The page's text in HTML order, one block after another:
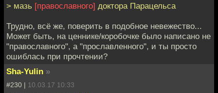
> мазь [православного] доктора Парацельса
Трудно, всё же, поверить в подобное невежество...
Может быть, на ценнике/коробочке было написано не
"православного", а "прославленного", и ты просто
ошиблась при прочтении?
Sha-Yulin »
#230 | 10.03.17 10:33